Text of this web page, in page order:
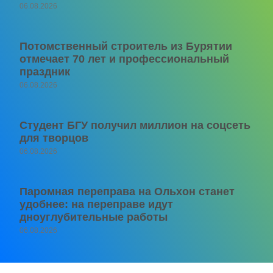
06.08.2026
Потомственный строитель из Бурятии
отмечает 70 лет и профессиональный
праздник
06.08.2026
Студент БГУ получил миллион на соцсеть
для творцов
06.08.2026
Паромная переправа на Ольхон станет
удобнее: на переправе идут
дноуглубительные работы
06.08.2026